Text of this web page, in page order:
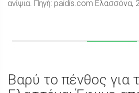
ανίψια. Πηγή: paidis.com Ελασσόνα,
Βαρύ το πένθος για